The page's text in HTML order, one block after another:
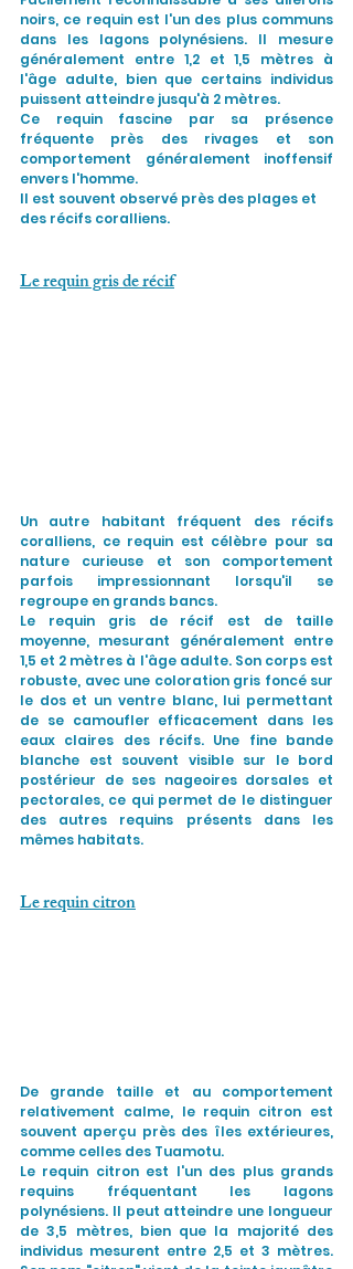
noirs, ce requin est l'un des plus communs
dans les lagons polynésiens. Il mesure
généralement entre 1,2 et 1,5 mètres à
l'âge adulte, bien que certains individus
puissent atteindre jusqu'à 2 mètres.
Ce requin fascine par sa présence
fréquente près des rivages et son
comportement généralement inoffensif
envers l'homme.
Il est souvent observé près des plages et
des récifs coralliens.
Le requin gris de récif
Un autre habitant fréquent des récifs
coralliens, ce requin est célèbre pour sa
nature curieuse et son comportement
parfois impressionnant lorsqu'il se
regroupe en grands bancs.
Le requin gris de récif est de taille
moyenne, mesurant généralement entre
1,5 et 2 mètres à l'âge adulte. Son corps est
robuste, avec une coloration gris foncé sur
le dos et un ventre blanc, lui permettant
de se camoufler efficacement dans les
eaux claires des récifs. Une fine bande
blanche est souvent visible sur le bord
postérieur de ses nageoires dorsales et
pectorales, ce qui permet de le distinguer
des autres requins présents dans les
mêmes habitats.
Le requin citron
De grande taille et au comportement
relativement calme, le requin citron est
souvent aperçu près des îles extérieures,
comme celles des Tuamotu.
Le requin citron est l'un des plus grands
requins fréquentant les lagons
polynésiens. Il peut atteindre une longueur
de 3,5 mètres, bien que la majorité des
individus mesurent entre 2,5 et 3 mètres.